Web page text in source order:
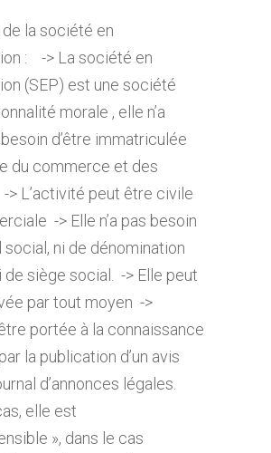
la société en
: -> La société en
(SEP) est une société
morale , elle n’a
d’être immatriculée
du commerce et des
> L’activité peut être civile
-> Elle n’a pas besoin
social, ni de dénomination
de siège social. -> Elle peut
par tout moyen ->
portée à la connaissance
la publication d’un avis
d’annonces légales.
elle est
», dans le cas